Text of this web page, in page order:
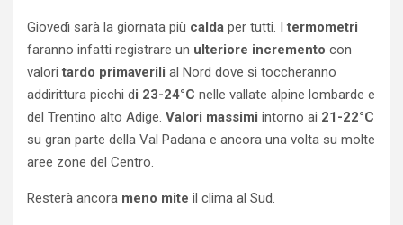
Giovedì sarà la giornata più calda per tutti. Itermometri
faranno infatti registrare un ulteriore incremento con
valori tardo primaverili al Nord dove si toccheranno
addirittura picchi di 23-24°C nelle vallate alpine lombarde e
del Trentino alto Adige. Valori massimi intorno ai 21-22°C
su gran parte della Val Padana e ancora una volta su molte
aree zone del Centro.
Resterà ancora meno mite il clima al Sud.